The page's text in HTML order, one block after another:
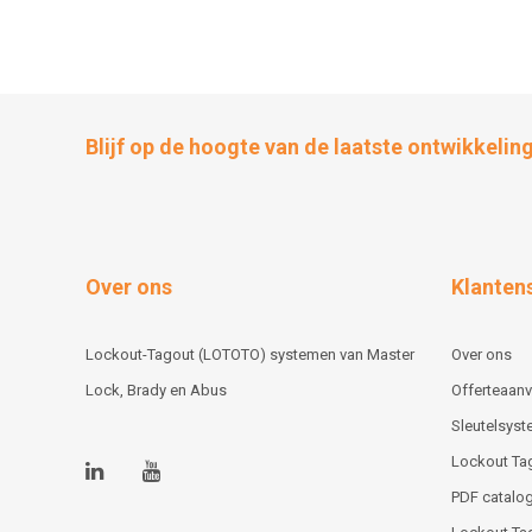
Blijf op de hoogte van de laatste
Over ons
Lockout-Tagout (LOTOTO) systemen van Master
Lock, Brady en Abus
Over ons
Lockout
PDF